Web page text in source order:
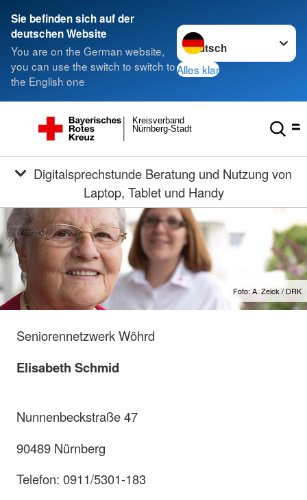
Sie befinden sich auf der
deutschen Website
You are on the German website,
you can use the switch to switch to
the English one
Sprache wechseln zu
Alles klar
Nürnberg-Stadt
Kreisverband
Laptop, Tablet und Handy
Foto: A. Zelck / DRK
Seniorennetzwerk Wöhrd
Elisabeth Schmid
Nunnenbeckstraße 47
90489 Nürnberg
Telefon: 0911/5301-183